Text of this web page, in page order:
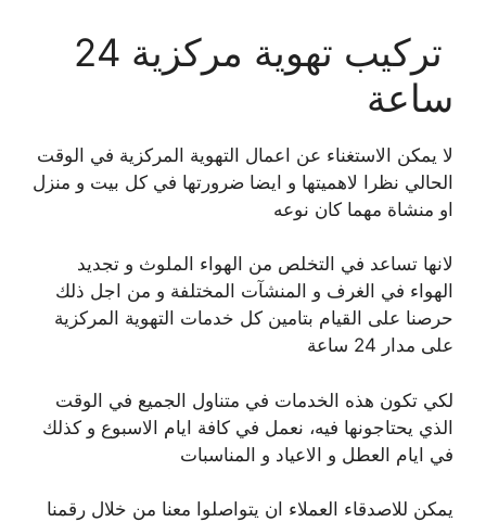
تركيب تهوية مركزية 24
ساعة
لا يمكن الاستغناء عن اعمال التهوية المركزية في الوقت
الحالي نظرا لاهميتها و ايضا ضرورتها في كل بيت و منزل
او منشاة مهما كان نوعه
لانها تساعد في التخلص من الهواء الملوث و تجديد
الهواء في الغرف و المنشآت المختلفة و من اجل ذلك
حرصنا على القيام بتامين كل خدمات التهوية المركزية
على مدار 24 ساعة
لكي تكون هذه الخدمات في متناول الجميع في الوقت
الذي يحتاجونها فيه، نعمل في كافة ايام الاسبوع و كذلك
في ايام العطل و الاعياد و المناسبات
يمكن للاصدقاء العملاء ان يتواصلوا معنا من خلال رقمنا